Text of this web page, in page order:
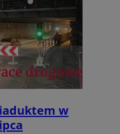
w